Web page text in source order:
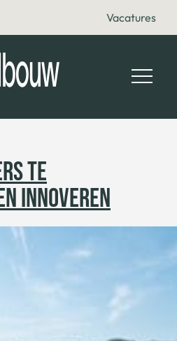
Vacatures
TE
INNOVEREN